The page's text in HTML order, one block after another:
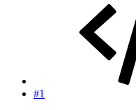
#1